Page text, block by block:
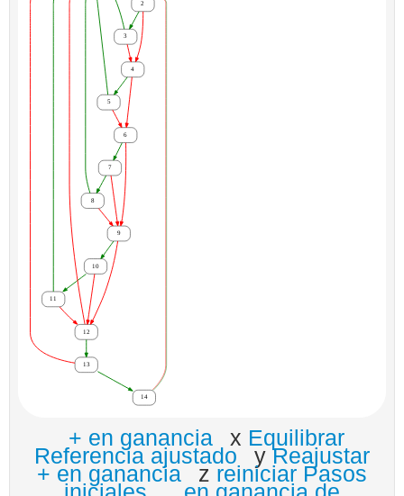
+ en ganancia x Equilibrar
Referencia ajustado yReajustar
+ en ganancia z reiniciar Pasos